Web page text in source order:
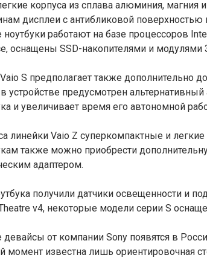
корпуса из сплава алюминия, магния
дисплеи с антибликовой
работают на базе процессоров
оснащены SSD-накопителями и модулями
S предполагает также дополнительно
устройстве предусмотрен
и увеличивает время его автономной
линейки Vaio Z суперкомпактные и
также можно приобрести
адаптером.
получили датчики освещенности и
v4, некоторые модели серии S
от компании Sony появятся в
момент известна лишь ориентировочная